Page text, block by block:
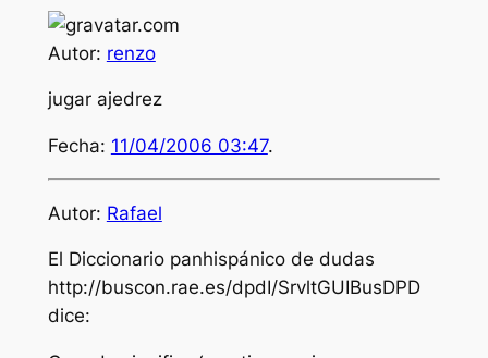
Autor: renzo
jugar ajedrez
Fecha: 11/04/2006 03:47.
Autor: Rafael
El Diccionario panhispánico de dudas
http://buscon.rae.es/dpdI/SrvltGUIBusDPD
dice: